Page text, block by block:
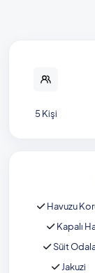
5 Kişi
Havuzu
Kapalı
Süit
Jakuzi